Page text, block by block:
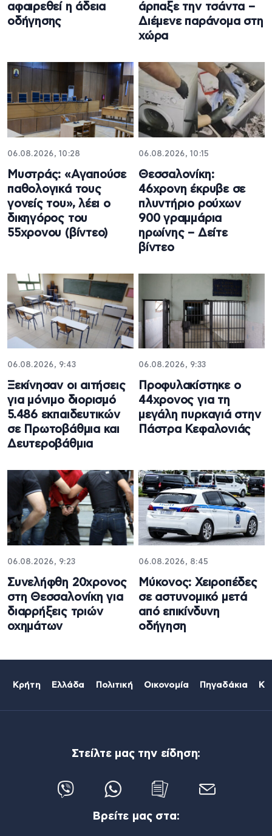
αφαιρεθεί η άδεια
οδήγησης
άρπαξε την τσάντα –
Διέμενε παράνομα στη
χώρα
06.08.2026, 10:28
Μυστράς: «Αγαπούσε
παθολογικά τους
γονείς του», λέει ο
δικηγόρος του
55χρονου (βίντεο)
06.08.2026, 10:15
Θεσσαλονίκη:
46χρονη έκρυβε σε
πλυντήριο ρούχων
900 γραμμάρια
ηρωίνης – Δείτε
βίντεο
06.08.2026, 9:43
Ξεκίνησαν οι αιτήσεις
για μόνιμο διορισμό
5.486 εκπαιδευτικών
σε Πρωτοβάθμια και
Δευτεροβάθμια
06.08.2026, 9:33
Προφυλακίστηκε ο
44χρονος για τη
μεγάλη πυρκαγιά στην
Πάστρα Κεφαλονιάς
06.08.2026, 9:23
Συνελήφθη 20χρονος
στη Θεσσαλονίκη για
διαρρήξεις τριών
οχημάτων
06.08.2026, 8:45
Μύκονος: Χειροπέδες
σε αστυνομικό μετά
από επικίνδυνη
οδήγηση
Κρήτη Ελλάδα Πολιτική Οικονομία Πηγαδάκια
Στείλτε μας την είδηση:
Βρείτε μας στα: